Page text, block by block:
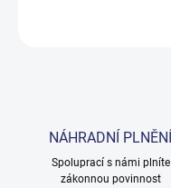
NÁHRADNÍ PLNĚNÍ
Spoluprací s námi plníte
zákonnou povinnost